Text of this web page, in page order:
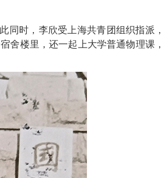
同时，李欣受上海共青团组织指派，
舍楼里，还一起上大学普通物理课，